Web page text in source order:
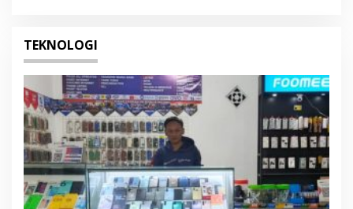
TEKNOLOGI